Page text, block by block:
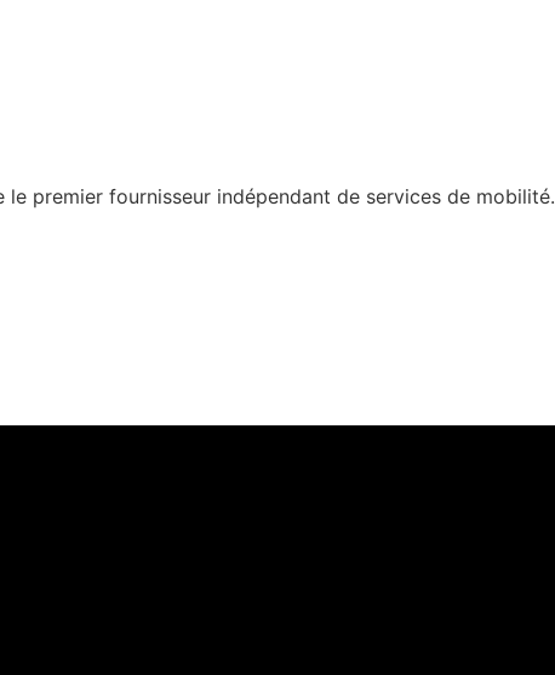
le premier fournisseur indépendant de services de mobilité.